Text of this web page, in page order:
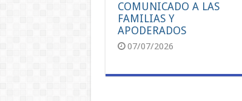
COMUNICADO A LAS
FAMILIAS Y
APODERADOS
07/07/2026